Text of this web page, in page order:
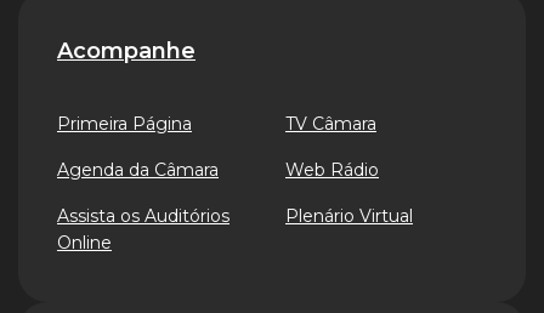
Acompanhe
Primeira Página
Agenda da Câmara
Assista os Auditórios
Online
TV Câmara
Web Rádio
Plenário Virtual